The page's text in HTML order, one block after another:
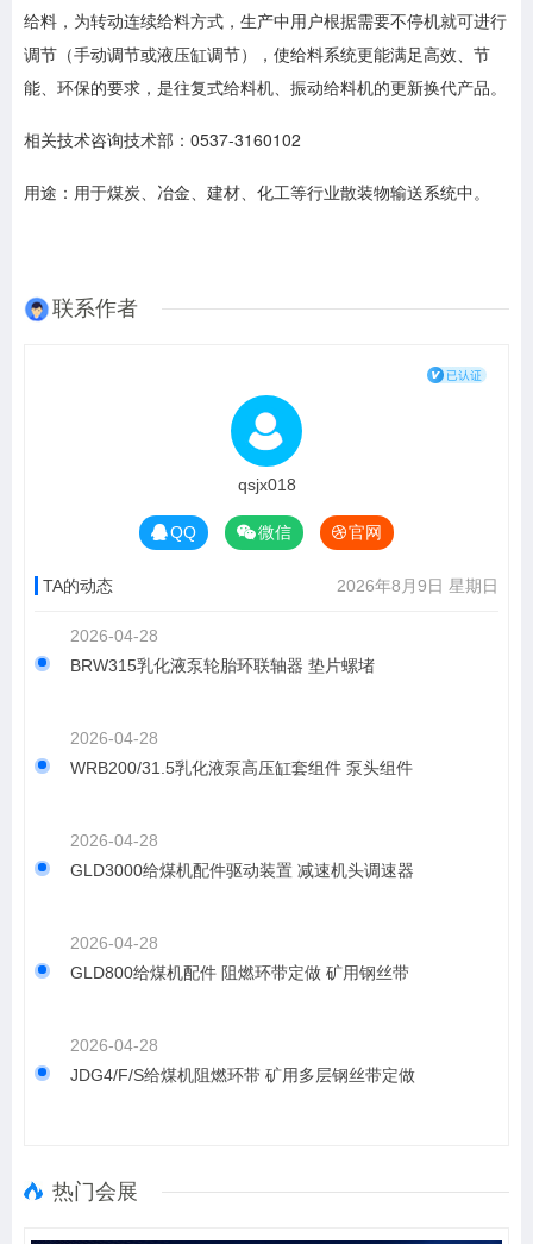
给料，为转动连续给料方式，生产中用户根据需要不停机就可进行
调节（手动调节或液压缸调节），使给料系统更能满足高效、节
能、环保的要求，是往复式给料机、振动给料机的更新换代产品。
相关技术咨询技术部：0537-3160102
用途：用于煤炭、冶金、建材、化工等行业散装物输送系统中。
联系作者
qsjx018
QQ 微信 官网
TA的动态 2026年8月9日 星期日
2026-04-28
BRW315乳化液泵轮胎环联轴器 垫片螺堵
2026-04-28
WRB200/31.5乳化液泵高压缸套组件 泵头组件
2026-04-28
GLD3000给煤机配件驱动装置 减速机头调速器
2026-04-28
GLD800给煤机配件 阻燃环带定做 矿用钢丝带
2026-04-28
JDG4/F/S给煤机阻燃环带 矿用多层钢丝带定做
热门会展